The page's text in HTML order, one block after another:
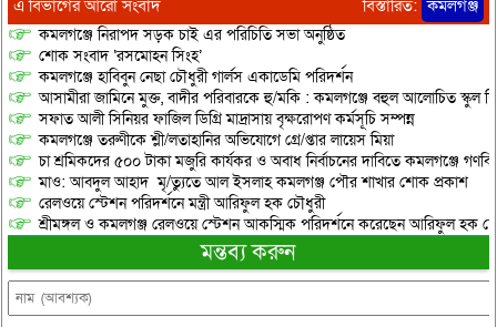
এ বিভাগের আরো সংবাদ বিস্তারিত: কমলগঞ্জ
কমলগঞ্জে নিরাপদ সড়ক চাই এর পরিচিতি সভা অনুষ্ঠিত
শোক সংবাদ ‘রসমোহন সিংহ’
কমলগঞ্জে হাবিবুন নেছা চৌধুরী গার্লস একাডেমি পরিদর্শন
আসামীরা জামিনে মুক্ত, বাদীর পরিবারকে হু/মকি : কমলগঞ্জে বহুল আলোচিত স্কুল
সফাত আলী সিনিয়র ফাজিল ডিগ্রি মাদ্রাসায় বৃক্ষরোপণ কর্মসূচি সম্পন্ন
কমলগঞ্জে তরুণীকে শ্লী/লতাহানির অভিযোগে গ্রে/প্তার লায়েস মিয়া
চা শ্রমিকদের ৫০০ টাকা মজুরি কার্যকর ও অবাধ নির্বাচনের দাবিতে কমলগঞ্জে
মাও: আবদুল আহাদ মৃ/ত্যুতে আল ইসলাহ কমলগঞ্জ পৌর শাখার শোক প্রকাশ
রেলওয়ে স্টেশন পরিদর্শনে মন্ত্রী আরিফুল হক চৌধুরী
শ্রীমঙ্গল ও কমলগঞ্জ রেলওয়ে স্টেশন আকস্মিক পরিদর্শনে করেছেন আরিফুল হক
মন্তব্য করুন